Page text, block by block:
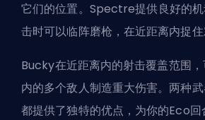
它们的位置。Spectre提供良好的
击时可以临阵磨枪，在近距离内捉住
Bucky在近距离内的射击覆盖范围
内的多个敌人制造重大伤害。两种
都提供了独特的优点，为你的Eco回